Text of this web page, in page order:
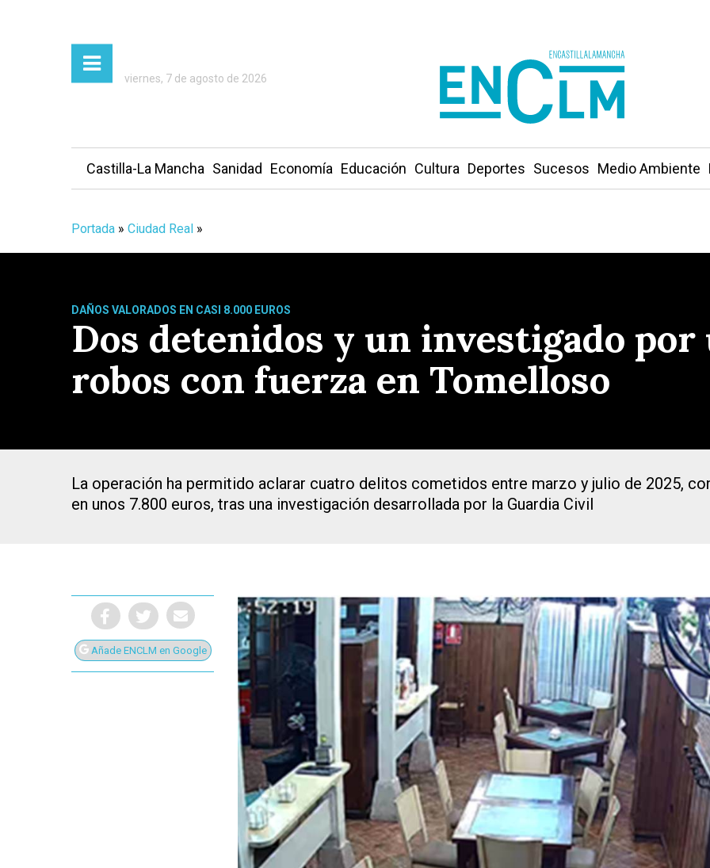
Presiona Intro para buscar o ESC para cerrar
viernes, 7 de agosto de 2026
Castilla-La Mancha Sanidad Economía Educación Cultura Deportes Sucesos Medio Ambiente
Portada » Ciudad Real »
DAÑOS VALORADOS EN CASI 8.000 EUROS
Dos detenidos y un investigado por
robos con fuerza en Tomelloso
La operación ha permitido aclarar cuatro delitos cometidos entre marzo y julio de 2025,
en unos 7.800 euros, tras una investigación desarrollada por la Guardia Civil
Añade ENCLM en Google